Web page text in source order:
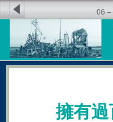
06 –
擁有過